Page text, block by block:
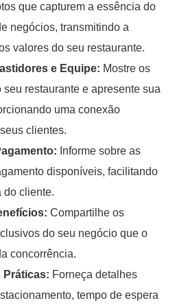
que capturem a essência do
negócios, transmitindo a
valores do seu restaurante.
e Equipe: Mostre os
seu restaurante e apresente sua
uma conexão
clientes.
Informe sobre as
disponíveis, facilitando
do cliente.
Compartilhe os
do seu negócio que o
concorrência.
Práticas: Forneça detalhes
tempo de espera